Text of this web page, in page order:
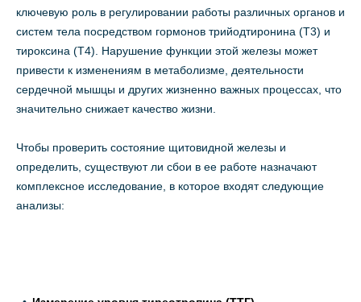
ключевую роль в регулировании работы различных органов и
систем тела посредством гормонов трийодтиронина (Т3) и
тироксина (Т4). Нарушение функции этой железы может
привести к изменениям в метаболизме, деятельности
сердечной мышцы и других жизненно важных процессах, что
значительно снижает качество жизни.
Чтобы проверить состояние щитовидной железы и
определить, существуют ли сбои в ее работе назначают
комплексное исследование, в которое входят следующие
анализы: